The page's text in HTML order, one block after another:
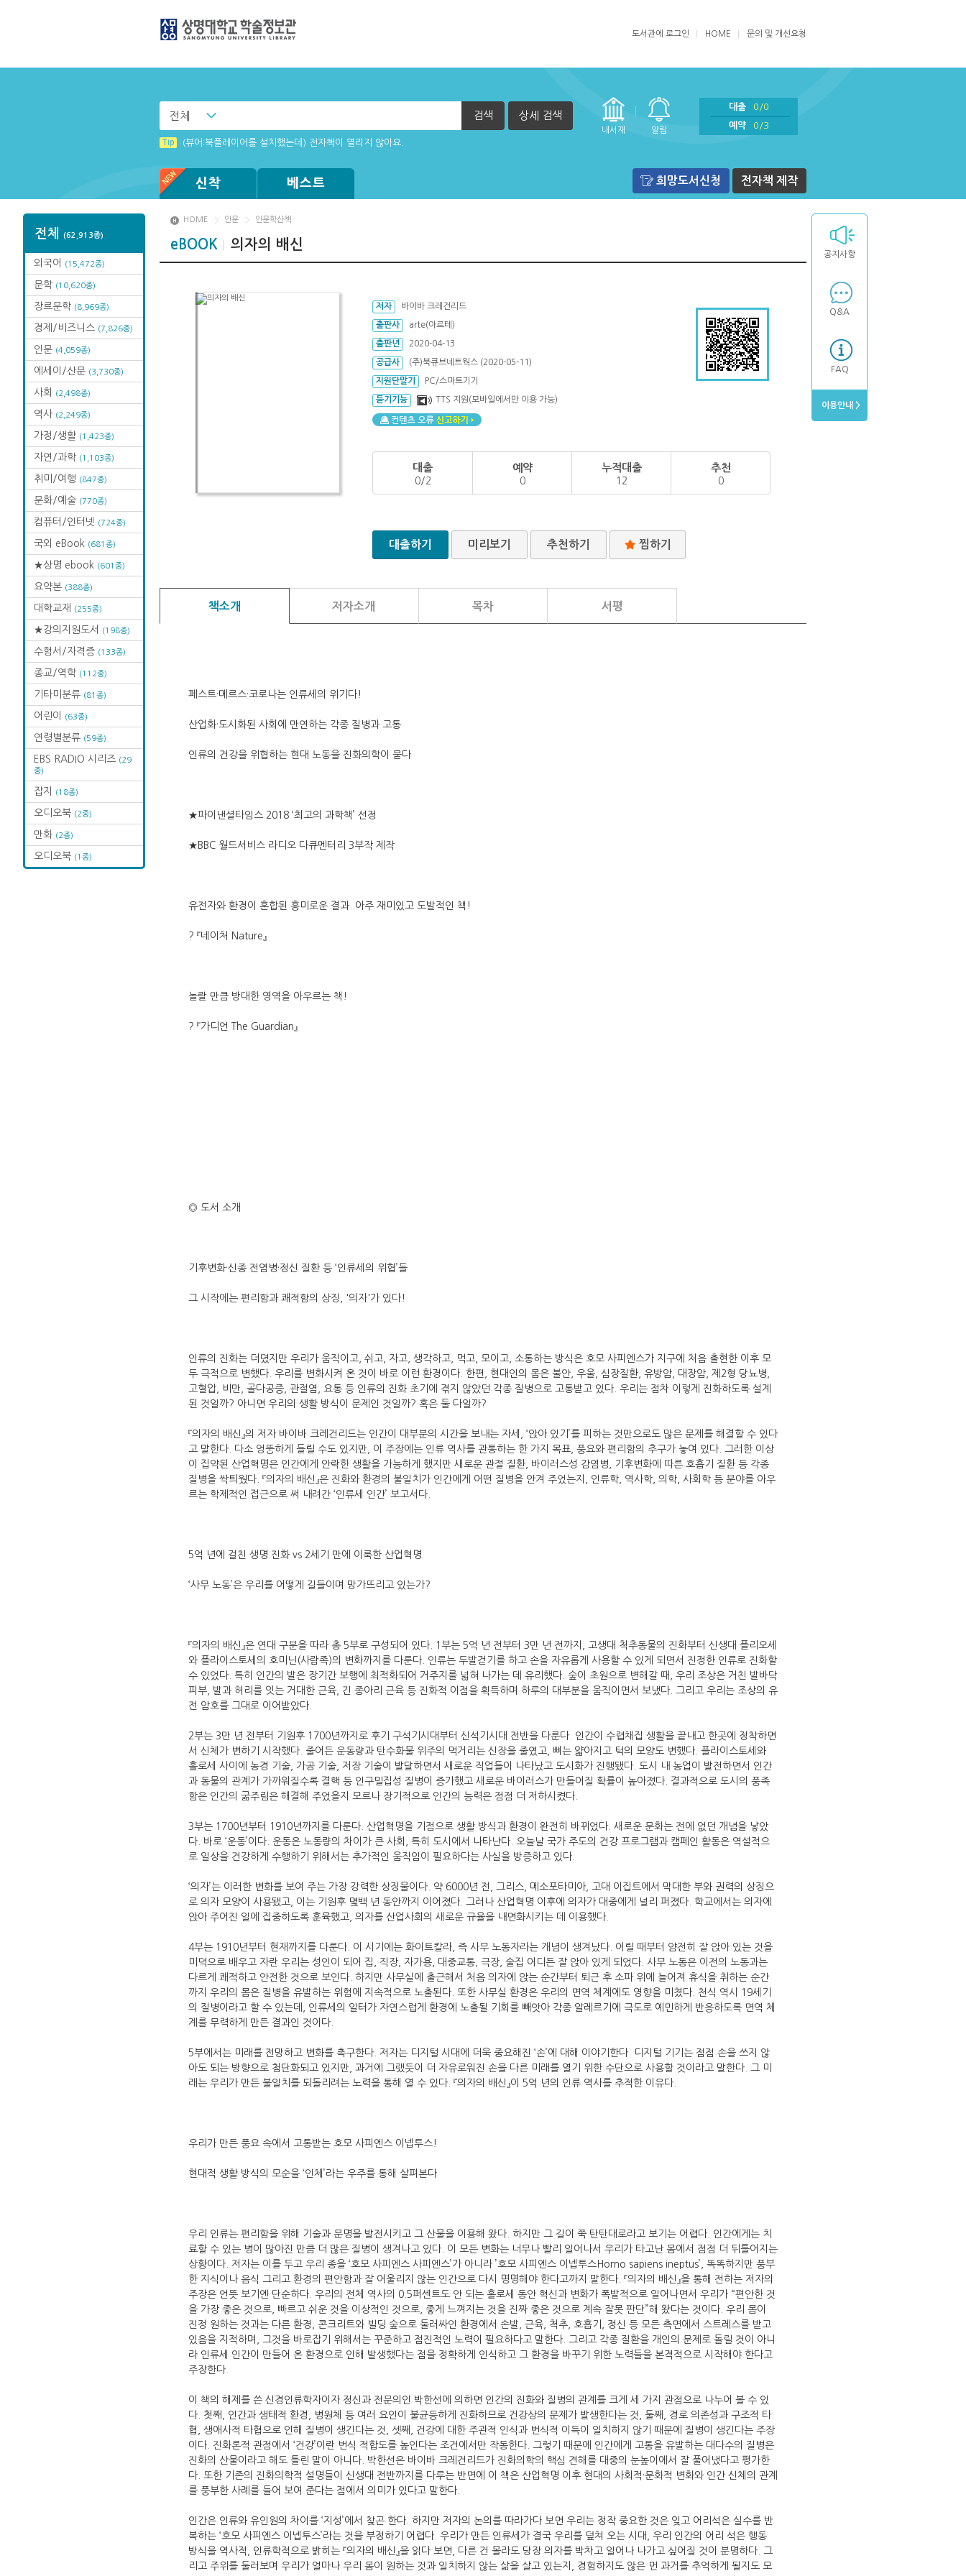
도서관에 로그인 HOME 문의 및 개선요청
전체 검색 상세 검색
내서재 알림
대출
0/0
예약
0/3
Tip Windows XP에서는 북플레이어를 실행 할 수 없습니다. (2015년 12월 29일부터)
신착 베스트 희망도서신청 전자책 제작
전체 (62,913종)
외국어 (15,472종)
문학 (10,620종)
장르문학 (8,969종)
경제/비즈니스 (7,826종)
인문 (4,059종)
에세이/산문 (3,730종)
사회 (2,498종)
역사 (2,249종)
가정/생활 (1,423종)
자연/과학 (1,103종)
취미/여행 (847종)
문화/예술 (770종)
컴퓨터/인터넷 (724종)
국외 eBook (681종)
★상명 ebook (601종)
요약본 (388종)
대학교재 (255종)
★강의지원도서 (198종)
수험서/자격증 (133종)
종교/역학 (112종)
기타미분류 (81종)
어린이 (63종)
연령별분류 (59종)
EBS RADIO 시리즈 (29
종)
잡지 (18종)
오디오북 (2종)
만화 (2종)
오디오북 (1종)
공지사항
Q&A
FAQ
이용안내 >
HOME 인문 인문학산책
eBOOK 의자의 배신
저자 바이바 크레건리드
출판사 arte(아르테)
출판년 2020-04-13
공급사 (주)북큐브네트웍스 (2020-05-11)
지원단말기 PC/스마트기기
듣기기능 TTS 지원(모바일에서만 이용 가능)
대출
0/2
예약
0
누적대출
12
추천
0
대출하기 미리보기 추천하기 찜하기
책소개 저자소개 목차 서평
페스트·메르스·코로나는 인류세의 위기다!
산업화·도시화된 사회에 만연하는 각종 질병과 고통
인류의 건강을 위협하는 현대 노동을 진화의학이 묻다
★파이낸셜타임스 2018 ‘최고의 과학책’ 선정
★BBC 월드서비스 라디오 다큐멘터리 3부작 제작
유전자와 환경이 혼합된 흥미로운 결과. 아주 재미있고 도발적인 책!
? 『네이처 Nature』
놀랄 만큼 방대한 영역을 아우르는 책!
? 『가디언 The Guardian』
◎ 도서 소개
기후변화·신종 전염병·정신 질환 등 ‘인류세의 위협’들
그 시작에는 편리함과 쾌적함의 상징, '의자'가 있다!
인류의 진화는 더뎠지만 우리가 움직이고, 쉬고, 자고, 생각하고, 먹고, 모이고, 소통하는 방식은 호모 사피엔스가 지구에 처음 출현한 이후 모
두 극적으로 변했다. 우리를 변화시켜 온 것이 바로 이런 환경이다. 한편, 현대인의 몸은 불안, 우울, 심장질환, 유방암, 대장암, 제2형 당뇨병,
고혈압, 비만, 골다공증, 관절염, 요통 등 인류의 진화 초기에 겪지 않았던 각종 질병으로 고통받고 있다. 우리는 점차 이렇게 진화하도록 설계
된 것일까? 아니면 우리의 생활 방식이 문제인 것일까? 혹은 둘 다일까?
『의자의 배신』의 저자 바이바 크레건리드는 인간이 대부분의 시간을 보내는 자세, ‘앉아 있기’를 피하는 것만으로도 많은 문제를 해결할 수 있다
고 말한다. 다소 엉뚱하게 들릴 수도 있지만, 이 주장에는 인류 역사를 관통하는 한 가지 목표, 풍요와 편리함의 추구가 놓여 있다. 그러한 이상
이 집약된 산업혁명은 인간에게 안락한 생활을 가능하게 했지만 새로운 관절 질환, 바이러스성 감염병, 기후변화에 따른 호흡기 질환 등 각종
질병을 싹틔웠다. 『의자의 배신』은 진화와 환경의 불일치가 인간에게 어떤 질병을 안겨 주었는지, 인류학, 역사학, 의학, 사회학 등 분야를 아우
르는 학제적인 접근으로 써 내려간 ‘인류세 인간’ 보고서다.
5억 년에 걸친 생명 진화 vs 2세기 만에 이룩한 산업혁명
‘사무 노동’은 우리를 어떻게 길들이며 망가뜨리고 있는가?
『의자의 배신』은 연대 구분을 따라 총 5부로 구성되어 있다. 1부는 5억 년 전부터 3만 년 전까지, 고생대 척추동물의 진화부터 신생대 플리오세
와 플라이스토세의 호미닌(사람족)의 변화까지를 다룬다. 인류는 두발걷기를 하고 손을 자유롭게 사용할 수 있게 되면서 진정한 인류로 진화할
수 있었다. 특히 인간의 발은 장기간 보행에 최적화되어 거주지를 넓혀 나가는 데 유리했다. 숲이 초원으로 변해갈 때, 우리 조상은 거친 발바닥
피부, 발과 허리를 잇는 거대한 근육, 긴 종아리 근육 등 진화적 이점을 획득하며 하루의 대부분을 움직이면서 보냈다. 그리고 우리는 조상의 유
전 암호를 그대로 이어받았다.
2부는 3만 년 전부터 기원후 1700년까지로 후기 구석기시대부터 신석기시대 전반을 다룬다. 인간이 수렵채집 생활을 끝내고 한곳에 정착하면
서 신체가 변하기 시작했다. 줄어든 운동량과 탄수화물 위주의 먹거리는 신장을 줄였고, 뼈는 얇아지고 턱의 모양도 변했다. 플라이스토세와
홀로세 사이에 농경 기술, 가공 기술, 저장 기술이 발달하면서 새로운 직업들이 나타났고 도시화가 진행됐다. 도시 내 농업이 발전하면서 인간
과 동물의 관계가 가까워질수록 결핵 등 인구밀집성 질병이 증가했고 새로운 바이러스가 만들어질 확률이 높아졌다. 결과적으로 도시의 풍족
함은 인간의 굶주림은 해결해 주었을지 모르나 장기적으로 인간의 능력은 점점 더 저하시켰다.
3부는 1700년부터 1910년까지를 다룬다. 산업혁명을 기점으로 생활 방식과 환경이 완전히 바뀌었다. 새로운 문화는 전에 없던 개념을 낳았
다. 바로 ‘운동’이다. 운동은 노동량의 차이가 큰 사회, 특히 도시에서 나타난다. 오늘날 국가 주도의 건강 프로그램과 캠페인 활동은 역설적으
로 일상을 건강하게 수행하기 위해서는 추가적인 움직임이 필요하다는 사실을 방증하고 있다.
‘의자’는 이러한 변화를 보여 주는 가장 강력한 상징물이다. 약 6000년 전, 그리스, 메소포타미아, 고대 이집트에서 막대한 부와 권력의 상징으
로 의자 모양이 사용됐고, 이는 기원후 몇백 년 동안까지 이어졌다. 그러나 산업혁명 이후에 의자가 대중에게 널리 퍼졌다. 학교에서는 의자에
앉아 주어진 일에 집중하도록 훈육했고, 의자를 산업사회의 새로운 규율을 내면화시키는 데 이용했다.
4부는 1910년부터 현재까지를 다룬다. 이 시기에는 화이트칼라, 즉 사무 노동자라는 개념이 생겨났다. 어릴 때부터 얌전히 잘 앉아 있는 것을
미덕으로 배우고 자란 우리는 성인이 되어 집, 직장, 자가용, 대중교통, 극장, 술집 어디든 잘 앉아 있게 되었다. 사무 노동은 이전의 노동과는
다르게 쾌적하고 안전한 것으로 보인다. 하지만 사무실에 출근해서 처음 의자에 앉는 순간부터 퇴근 후 소파 위에 늘어져 휴식을 취하는 순간
까지 우리의 몸은 질병을 유발하는 위험에 지속적으로 노출된다. 또한 사무실 환경은 우리의 면역 체계에도 영향을 미쳤다. 천식 역시 19세기
의 질병이라고 할 수 있는데, 인류세의 일터가 자연스럽게 환경에 노출될 기회를 빼앗아 각종 알레르기에 극도로 예민하게 반응하도록 면역 체
계를 무력하게 만든 결과인 것이다.
5부에서는 미래를 전망하고 변화를 촉구한다. 저자는 디지털 시대에 더욱 중요해진 ‘손’에 대해 이야기한다. 디지털 기기는 점점 손을 쓰지 않
아도 되는 방향으로 첨단화되고 있지만, 과거에 그랬듯이 더 자유로워진 손을 다른 미래를 열기 위한 수단으로 사용할 것이라고 말한다. 그 미
래는 우리가 만든 불일치를 되돌리려는 노력을 통해 열 수 있다. 『의자의 배신』이 5억 년의 인류 역사를 추적한 이유다.
우리가 만든 풍요 속에서 고통받는 호모 사피엔스 이넵투스!
현대적 생활 방식의 모순을 ‘인체’라는 우주를 통해 살펴본다
우리 인류는 편리함을 위해 기술과 문명을 발전시키고 그 산물을 이용해 왔다. 하지만 그 길이 쭉 탄탄대로라고 보기는 어렵다. 인간에게는 치
료할 수 있는 병이 많아진 만큼 더 많은 질병이 생겨나고 있다. 이 모든 변화는 너무나 빨리 일어나서 우리가 타고난 몸에서 점점 더 뒤틀어지는
상황이다. 저자는 이를 두고 우리 종을 ‘호모 사피엔스 사피엔스’가 아니라 ’호모 사피엔스 이넵투스Homo sapiens ineptus’, 똑똑하지만 풍부
한 지식이나 음식 그리고 환경의 편안함과 잘 어울리지 않는 인간으로 다시 명명해야 한다고까지 말한다. 『의자의 배신』을 통해 전하는 저자의
주장은 언뜻 보기엔 단순하다. 우리의 전체 역사의 0.5퍼센트도 안 되는 홀로세 동안 혁신과 변화가 폭발적으로 일어나면서 우리가 “편안한 것
을 가장 좋은 것으로, 빠르고 쉬운 것을 이상적인 것으로, 좋게 느껴지는 것을 진짜 좋은 것으로 계속 잘못 판단”해 왔다는 것이다. 우리 몸이
진정 원하는 것과는 다른 환경, 콘크리트와 빌딩 숲으로 둘러싸인 환경에서 손발, 근육, 척추, 호흡기, 정신 등 모든 측면에서 스트레스를 받고
있음을 지적하며, 그것을 바로잡기 위해서는 꾸준하고 점진적인 노력이 필요하다고 말한다. 그리고 각종 질환을 개인의 문제로 돌릴 것이 아니
라 인류세 인간이 만들어 온 환경으로 인해 발생했다는 점을 정확하게 인식하고 그 환경을 바꾸기 위한 노력들을 본격적으로 시작해야 한다고
주장한다.
이 책의 해제를 쓴 신경인류학자이자 정신과 전문의인 박한선에 의하면 인간의 진화와 질병의 관계를 크게 세 가지 관점으로 나누어 볼 수 있
다. 첫째, 인간과 생태적 환경, 병원체 등 여러 요인이 불균등하게 진화하므로 건강상의 문제가 발생한다는 것, 둘째, 경로 의존성과 구조적 타
협, 생애사적 타협으로 인해 질병이 생긴다는 것, 셋째, 건강에 대한 주관적 인식과 번식적 이득이 일치하지 않기 때문에 질병이 생긴다는 주장
이다. 진화론적 관점에서 ‘건강’이란 번식 적합도를 높인다는 조건에서만 작동한다. 그렇기 때문에 인간에게 고통을 유발하는 대다수의 질병은
진화의 산물이라고 해도 틀린 말이 아니다. 박한선은 바이바 크레건리드가 진화의학의 핵심 견해를 대중의 눈높이에서 잘 풀어냈다고 평가한
다. 또한 기존의 진화의학적 설명들이 신생대 전반까지를 다루는 반면에 이 책은 산업혁명 이후 현대의 사회적·문화적 변화와 인간 신체의 관계
를 풍부한 사례를 들어 보여 준다는 점에서 의미가 있다고 말한다.
인간은 인류와 유인원의 차이를 ‘지성’에서 찾곤 한다. 하지만 저자의 논의를 따라가다 보면 우리는 정작 중요한 것은 잊고 어리석은 실수를 반
복하는 ‘호모 사피엔스 이넵투스’라는 것을 부정하기 어렵다. 우리가 만든 인류세가 결국 우리를 덮쳐 오는 시대, 우리 인간의 어리 석은 행동
방식을 역사적, 인류학적으로 밝히는 『의자의 배신』을 읽다 보면, 다른 건 몰라도 당장 의자를 박차고 일어나 나가고 싶어질 것이 분명하다. 그
리고 주위를 둘러보며 우리가 얼마나 우리 몸이 원하는 것과 일치하지 않는 삶을 살고 있는지, 경험하지도 않은 먼 과거를 추억하게 될지도 모